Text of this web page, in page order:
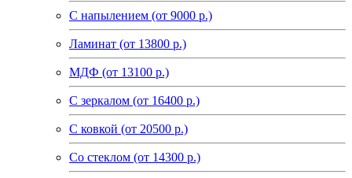
С напылением (от 9000 р.)
Ламинат (от 13800 р.)
МДФ (от 13100 р.)
С зеркалом (от 16400 р.)
С ковкой (от 20500 р.)
Со стеклом (от 14300 р.)